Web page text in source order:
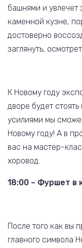
башнями и увлечет
каменной кузне,
достоверно
заглянуть,
К Новому году
дворе будет
усилиями мы
Новому году! А в
вас на мастер-
хоровод.
18:00 – Фуршет в
После того как вы
главного символа